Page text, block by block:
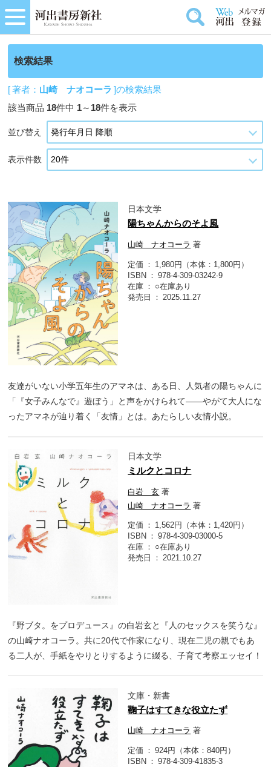
検索結果
[ 著者： 山崎 ナオコーラ ]の検索結果
該当商品 18件中 1～ 18件を表示
並び替え
表示件数
日本文学
陽ちゃんからのそよ風
山崎 ナオコーラ 著
定価
1,980円（本体：1,800円）
ISBN
978-4-309-03242-9
在庫
○在庫あり
発売日
2025.11.27
友達がいない小学五年生のアマネは、ある日、人気者の陽ちゃんに
「『女子みんなで』遊ぼう」と声をかけられて――やがて大人にな
ったアマネが辿り着く「友情」とは。あたらしい友情小説。
日本文学
ミルクとコロナ
白岩 玄 著
山崎 ナオコーラ 著
定価
1,562円（本体：1,420円）
ISBN
978-4-309-03000-5
在庫
○在庫あり
発売日
2021.10.27
『野ブタ。をプロデュース』の白岩玄と『人のセックスを笑うな』
の山崎ナオコーラ。共に20代で作家になり、現在二児の親でもあ
る二人が、手紙をやりとりするように綴る、子育て考察エッセイ！
文庫・新書
鞠子はすてきな役立たず
山崎 ナオコーラ 著
定価
924円（本体：840円）
ISBN
978-4-309-41835-3